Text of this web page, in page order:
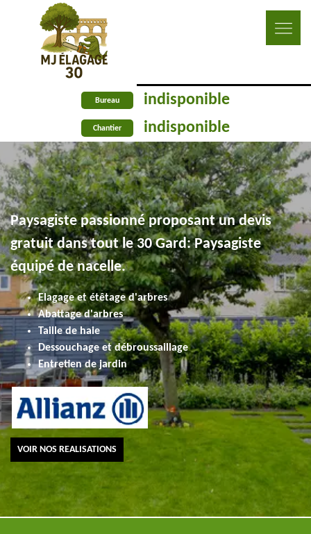
Bureau indisponible
Chantier indisponible
Paysagiste passionné proposant un devis
gratuit dans tout le 30 Gard: Paysagiste
équipé de nacelle.
Elagage et étêtage d'arbres
Abattage d'arbres
Taille de haie
Dessouchage et débroussaillage
Entretien de jardin
VOIR NOS REALISATIONS